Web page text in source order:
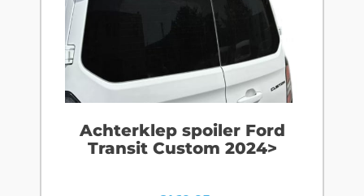
Achterklep spoiler Ford
Transit Custom 2024>